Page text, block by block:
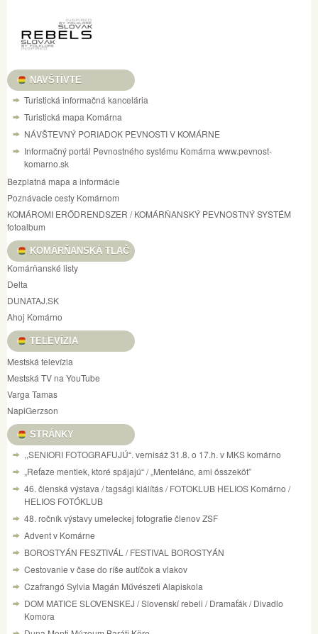
NAVŠTÍVTE
Turistická informačná kancelária
Turistická mapa Komárna
NÁVŠTEVNÝ PORIADOK PEVNOSTI V KOMÁRNE
Informačný portál Pevnostného systému Komárna www.pevnost-
komarno.sk
Bezplatná mapa a informácie
Poznávacie cesty Komárnom
KOMÁROMI ERŐDRENDSZER / KOMÁRŇANSKÝ PEVNOSTNÝ SYSTÉM
fotoalbum
KOMÁRŇANSKÁ TLAČ
Komárňanské listy
Delta
DUNATAJ.SK
Ahoj Komárno
TELEVÍZIA
Mestská televízia
Mestská TV na YouTube
Varga Tamas
NapiGerzson
STRÁNKY
,,SENIORI FOTOGRAFUJÚ“. vernisáž 31.8. o 17.h. v MKS komárno
„Reťaze mentiek, ktoré spájajú“ / „Mentelánc, ami összeköt”
46. členská výstava / tagsági kiálítás / FOTOKLUB HELIOS Komárno /
HELIOS FOTÓKLUB
48. ročník výstavy umeleckej fotografie členov ZSF
Advent v Komárne
BOROSTYÁN FESZTIVÁL / FESTIVAL BOROSTYÁN
Cestovanie v čase do ríše autíčok a vlakov
Czafrangó Sylvia Magán Művészeti Alapiskola
DOM MATICE SLOVENSKEJ / Slovenskí rebeli / Dramaťák / Divadlo
Komora